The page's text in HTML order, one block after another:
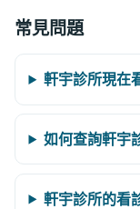
常見問題
軒宇診所現在
如何查詢軒宇
軒宇診所的看